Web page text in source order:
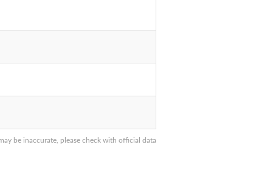
be inaccurate, please check with official data